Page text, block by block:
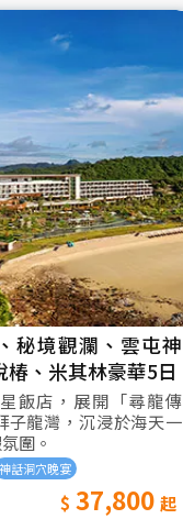
秘境觀瀾、雲屯神
、米其林豪華5日
飯店，展開「尋龍傳
子龍灣，沉浸於海天一
圍。
神話洞穴晚宴
37,800